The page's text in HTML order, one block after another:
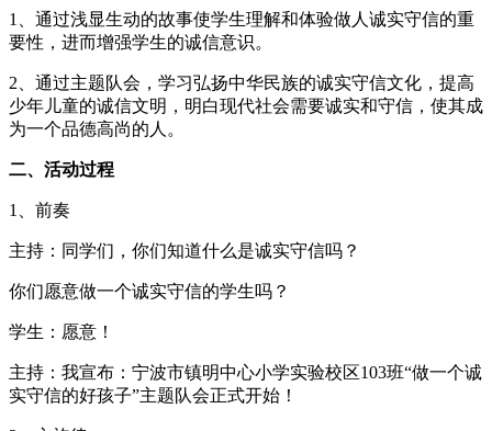
1、通过浅显生动的故事使学生理解和体验做人诚实守信的重
要性，进而增强学生的诚信意识。
2、通过主题队会，学习弘扬中华民族的诚实守信文化，提高
少年儿童的诚信文明，明白现代社会需要诚实和守信，使其成
为一个品德高尚的人。
二、活动过程
1、前奏
主持：同学们，你们知道什么是诚实守信吗？
你们愿意做一个诚实守信的学生吗？
学生：愿意！
主持：我宣布：宁波市镇明中心小学实验校区103班“做一个诚
实守信的好孩子”主题队会正式开始！